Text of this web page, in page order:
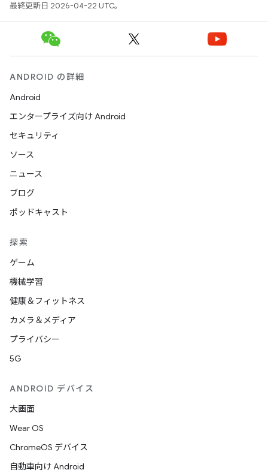
最終更新日 2026-04-22 UTC。
ANDROID の詳細
Android
エンタープライズ向け Android
セキュリティ
ソース
ニュース
ブログ
ポッドキャスト
探索
ゲーム
機械学習
健康＆フィットネス
カメラ＆メディア
プライバシー
5G
ANDROID デバイス
大画面
Wear OS
ChromeOS デバイス
自動車向け Android